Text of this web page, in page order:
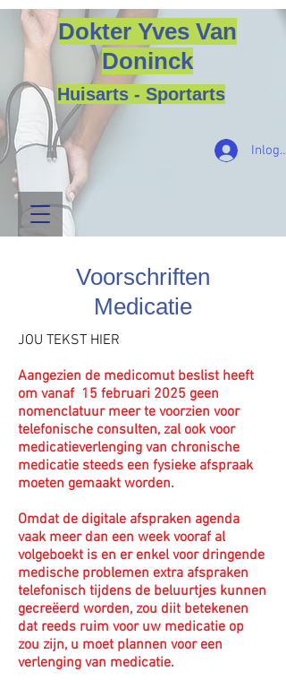
Dokter Yves Van
Doninck
Huisarts - Sportarts
Voorschriften
Medicatie
JOU TEKST HIER
​Aangezien de medicomut beslist heeft
om vanaf 15 februari 2025 geen
nomenclatuur meer te voorzien voor
telefonische consulten, zal ook voor
medicatieverlenging van chronische
medicatie steeds een fysieke afspraak
moeten gemaakt worden​.​
Omdat de digitale afspraken agenda
vaak meer dan een week vooraf al
volgeboekt is en er enkel voor dringende
medische problemen extra afspraken
telefonisch tijdens de beluurtjes kunnen
gecreëerd worden, zou diit betekenen
dat reeds ruim voor uw medicatie op
zou zijn, u moet plannen voor een
verlenging van medicatie.